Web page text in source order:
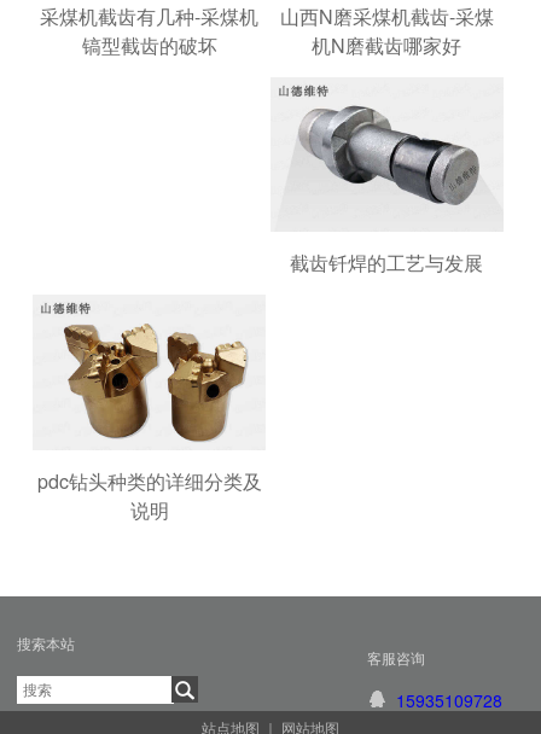
采煤机截齿有几种-采煤机
镐型截齿的破坏
山西N磨采煤机截齿-采煤
机N磨截齿哪家好
截齿钎焊的工艺与发展
pdc钻头种类的详细分类及
说明
搜索本站
客服咨询
15935109728
站点地图 网站地图